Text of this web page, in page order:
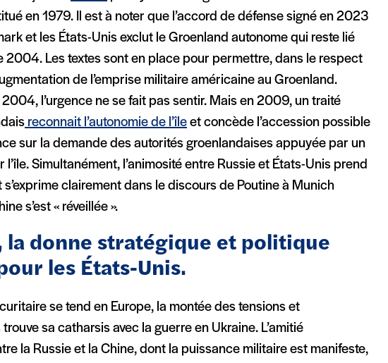
en 1979. Il est à noter que l’accord de défense signé en 2023
et les États-Unis exclut le Groenland autonome qui reste lié
2004. Les textes sont en place pour permettre, dans le respect
de l’emprise militaire américaine au Groenland.
l’urgence ne se fait pas sentir. Mais en 2009, un traité
reconnait l’autonomie de l’île et concède l’accession possible
sur la demande des autorités groenlandaises appuyée par un
l’île. Simultanément, l’animosité entre Russie et États-Unis prend
s’exprime clairement dans le discours de Poutine à Munich
s’est « réveillée ».
la donne stratégique et politique
les États-Unis.
se tend en Europe, la montée des tensions et
sa catharsis avec la guerre en Ukraine. L’amitié
la Russie et la Chine, dont la puissance militaire est manifeste,